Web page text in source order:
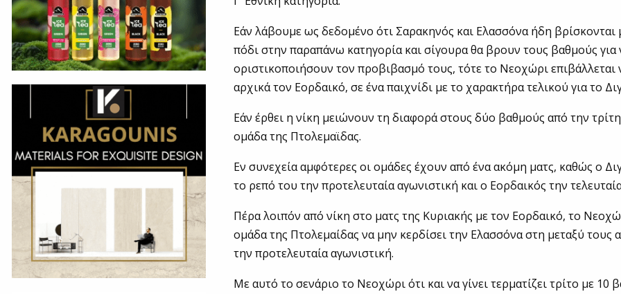
Εάν λάβουμε ως δεδομένο ότι Σαρακηνός και Ελασσόνα ήδη βρίσκονται
πόδι στην παραπάνω κατηγορία και σίγουρα θα βρουν τους βαθμούς για
οριστικοποιήσουν τον προβιβασμό τους, τότε το Νεοχώρι επιβάλλεται
αρχικά τον Εορδαικό, σε ένα παιχνίδι με το χαρακτήρα τελικού για το
Εάν έρθει η νίκη μειώνουν τη διαφορά στους δύο βαθμούς από την
ομάδα της Πτολεμαϊδας.
Εν συνεχεία αμφότερες οι ομάδες έχουν από ένα ακόμη ματς, καθώς ο
το ρεπό του την προτελευταία αγωνιστική και ο Εορδαικός την
Πέρα λοιπόν από νίκη στο ματς της Κυριακής με τον Εορδαικό, το
ομάδα της Πτολεμαίδας να μην κερδίσει την Ελασσόνα στη μεταξύ τους
την προτελευταία αγωνιστική.
Με αυτό το σενάριο το Νεοχώρι ότι και να γίνει τερματίζει τρίτο με 10